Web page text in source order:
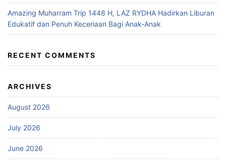
Amazing Muharram Trip 1448 H, LAZ RYDHA Hadirkan Liburan
Edukatif dan Penuh Keceriaan Bagi Anak-Anak
RECENT COMMENTS
ARCHIVES
August 2026
July 2026
June 2026